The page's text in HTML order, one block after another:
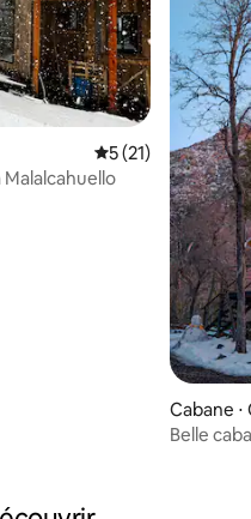
Évaluation
5 (21)
Cabane ⋅
Belle